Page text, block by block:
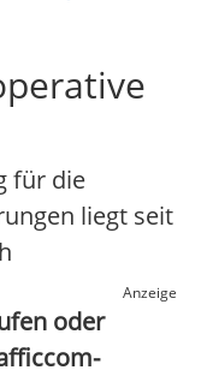
für die
liegt seit
Anzeige
oder